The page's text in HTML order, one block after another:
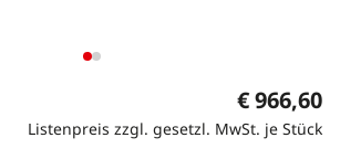
€ 966,60
Listenpreis zzgl. gesetzl. MwSt. je Stück